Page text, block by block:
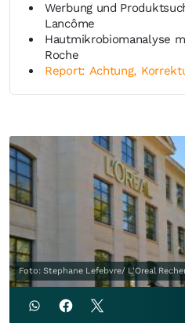
Werbung und
Lancôme
Hautmikrobiomanalyse
Roche
Report: Achtung,
Foto: Stephane Lefebvre/ L'Oreal